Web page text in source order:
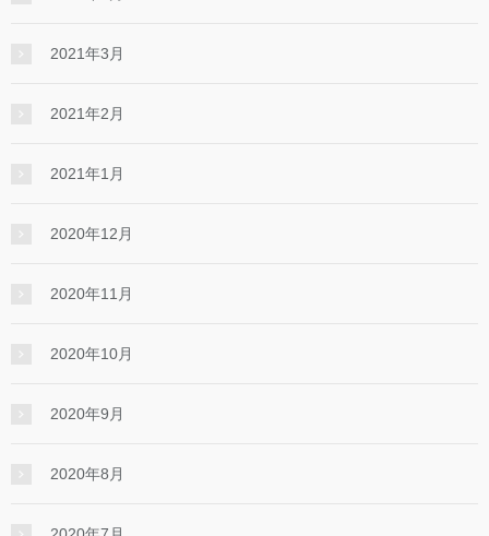
2021年3月
2021年2月
2021年1月
2020年12月
2020年11月
2020年10月
2020年9月
2020年8月